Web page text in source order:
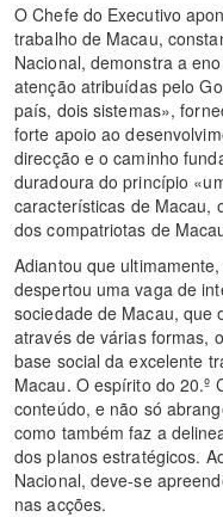
O Chefe do Executivo
trabalho de Macau,
Nacional, demonstra a
atenção atribuídas pelo
país, dois sistemas»,
forte apoio ao
direcção e o caminho
duradoura do princípio
características de Macau,
dos compatriotas de
Adiantou que
despertou uma vaga de
sociedade de Macau, que
através de várias formas,
base social da excelente
Macau. O espírito do 20.º
conteúdo, e não só
como também faz a
dos planos estratégicos.
Nacional, deve-se
nas acções.